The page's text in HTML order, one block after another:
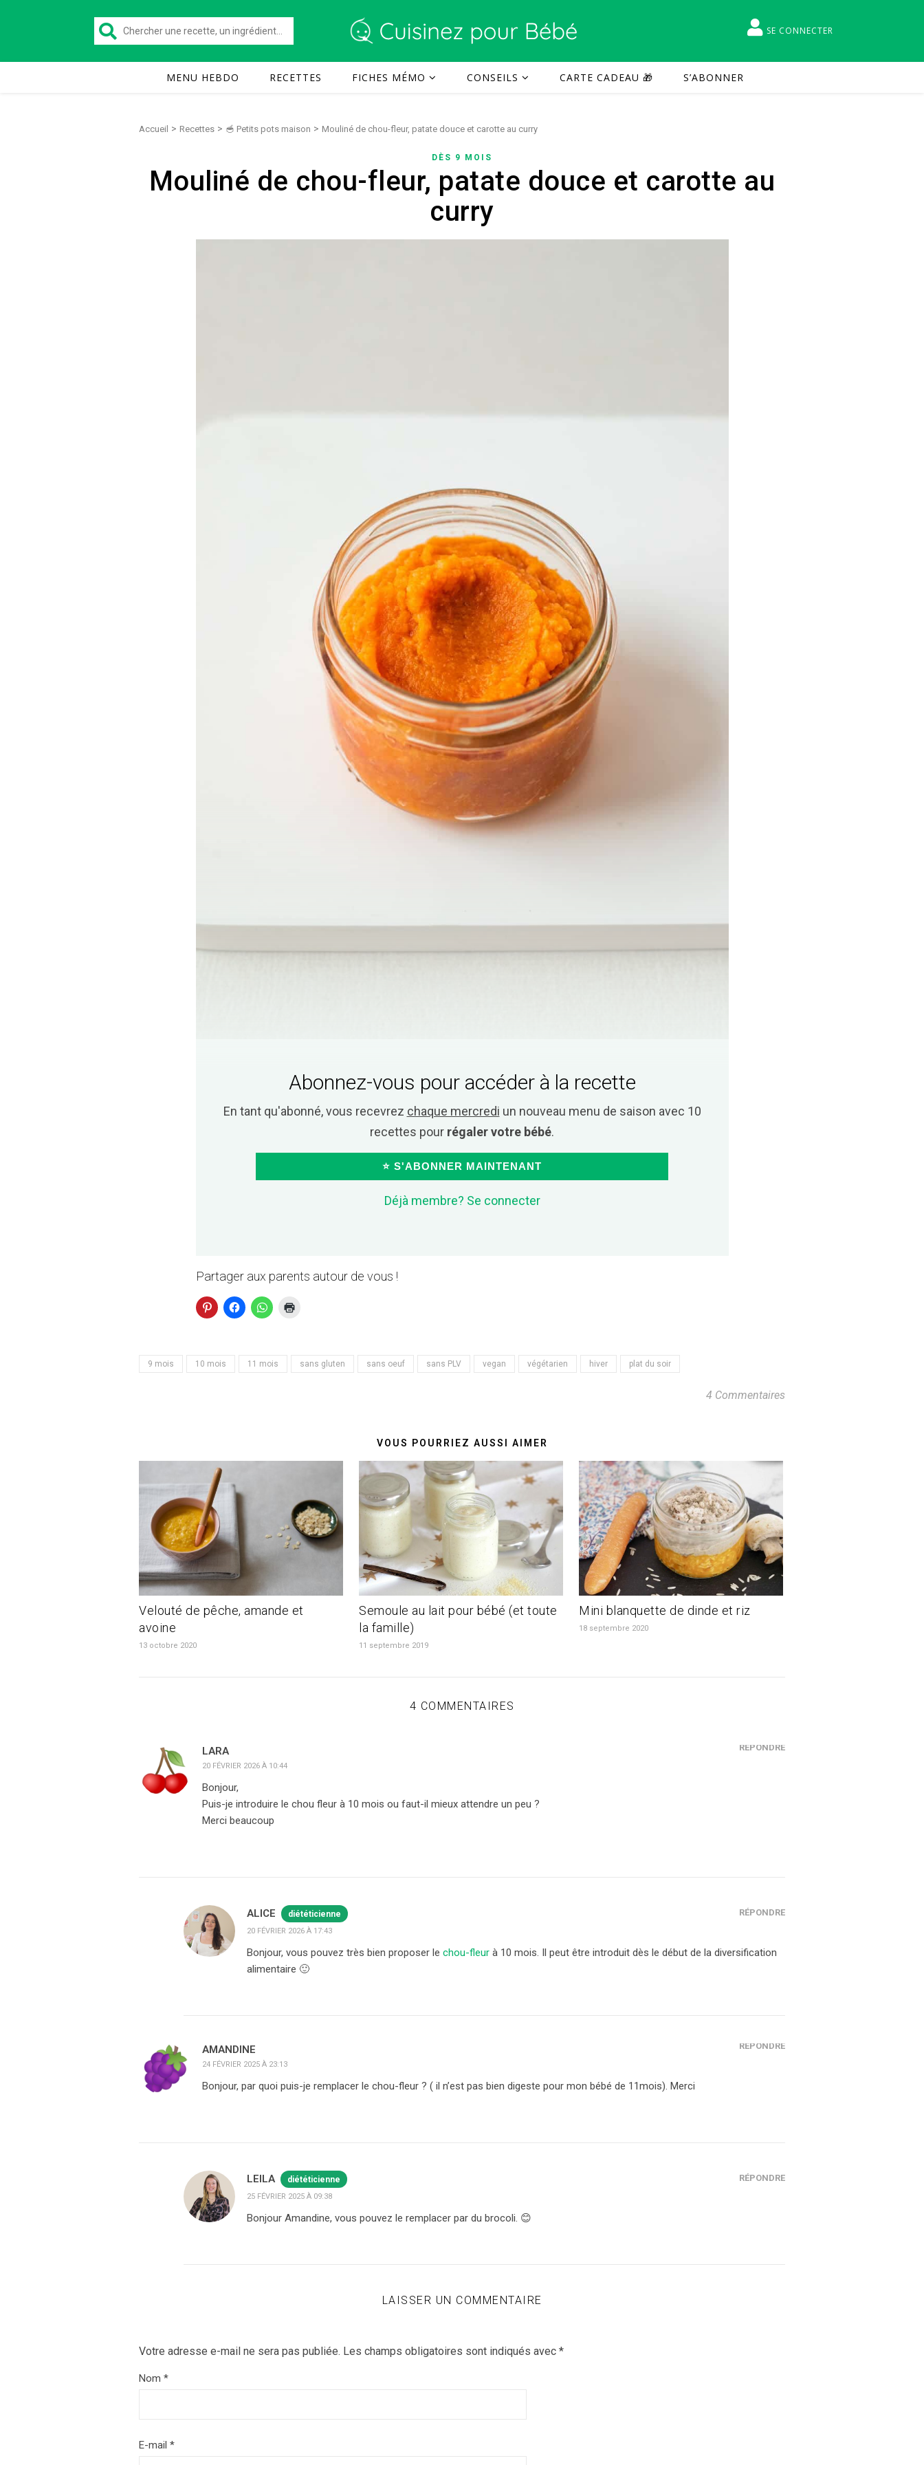
SE CONNECTER
MENU HEBDO RECETTES FICHES MÉMO CONSEILS CARTE CADEAU 🎁 S’ABONNER
Accueil > Recettes > 🥣 Petits pots maison > Mouliné de chou-fleur, patate douce et carotte au curry
DÈS 9 MOIS
Mouliné de chou-fleur, patate douce et carotte au
curry
Abonnez-vous pour accéder à la recette
En tant qu'abonné, vous recevrez chaque mercredi un nouveau menu de saison avec 10
recettes pour régaler votre bébé.
⭐ S'ABONNER MAINTENANT
Déjà membre? Se connecter
Partager aux parents autour de vous !
9 mois 10 mois 11 mois sans gluten sans oeuf sans PLV vegan végétarien hiver plat du soir
4 Commentaires
VOUS POURRIEZ AUSSI AIMER
Velouté de pêche, amande et
avoine
13 octobre 2020
Semoule au lait pour bébé (et toute
la famille)
11 septembre 2019
Mini blanquette de dinde et riz
18 septembre 2020
4 COMMENTAIRES
LARA
20 FÉVRIER 2026 À 10:44
RÉPONDRE
Bonjour,
Puis-je introduire le chou fleur à 10 mois ou faut-il mieux attendre un peu ?
Merci beaucoup
ALICE diététicienne
20 FÉVRIER 2026 À 17:43
RÉPONDRE
Bonjour, vous pouvez très bien proposer le chou-fleur à 10 mois. Il peut être introduit dès le début de la diversification
alimentaire 🙂
AMANDINE
24 FÉVRIER 2025 À 23:13
RÉPONDRE
Bonjour, par quoi puis-je remplacer le chou-fleur ? ( il n’est pas bien digeste pour mon bébé de 11mois). Merci
LEILA diététicienne
25 FÉVRIER 2025 À 09:38
RÉPONDRE
Bonjour Amandine, vous pouvez le remplacer par du brocoli. 😊
LAISSER UN COMMENTAIRE
Votre adresse e-mail ne sera pas publiée. Les champs obligatoires sont indiqués avec *
Nom *
E-mail *